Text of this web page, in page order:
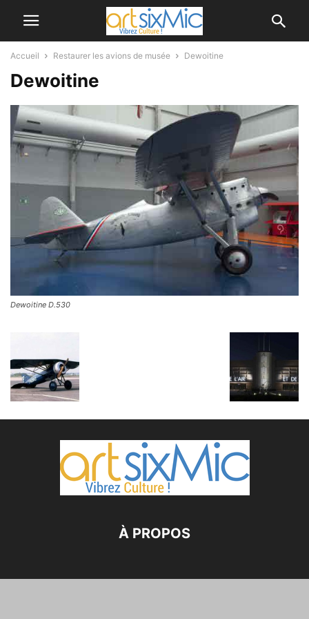
Accueil Restaurer les avions de musée Dewoitine
Dewoitine
Dewoitine D.530
À PROPOS